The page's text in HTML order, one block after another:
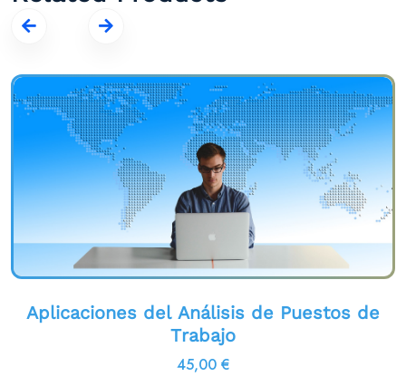
Aplicaciones del Análisis de Puestos de
Trabajo
45,00 €